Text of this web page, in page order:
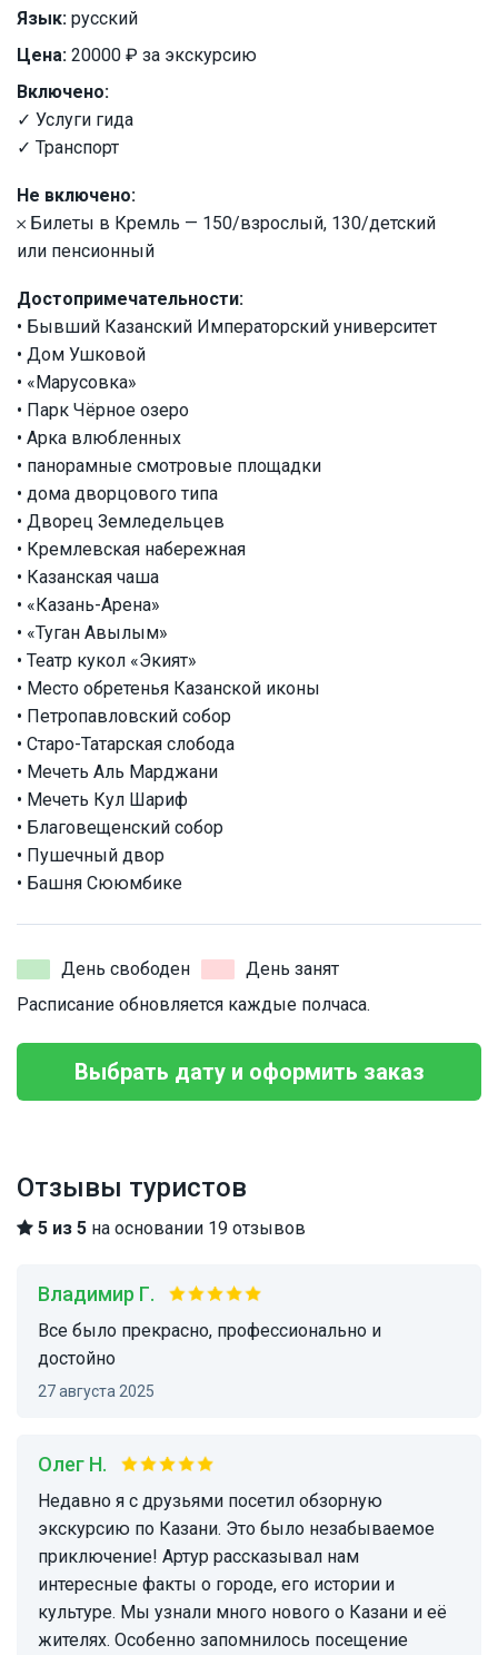
Язык: русский
Цена: 20000 ₽ за экскурсию
Включено:
✓ Услуги гида
✓ Транспорт
Не включено:
𐄂 Билеты в Кремль — 150/взрослый, 130/детский
или пенсионный
Достопримечательности:
• Бывший Казанский Императорский университет
• Дом Ушковой
• «Марусовка»
• Парк Чёрное озеро
• Арка влюбленных
• панорамные смотровые площадки
• дома дворцового типа
• Дворец Земледельцев
• Кремлевская набережная
• Казанская чаша
• «Казань-Арена»
• «Туган Авылым»
• Театр кукол «Экият»
• Место обретенья Казанской иконы
• Петропавловский собор
• Старо-Татарская слобода
• Мечеть Аль Марджани
• Мечеть Кул Шариф
• Благовещенский собор
• Пушечный двор
• Башня Сююмбике
День свободен
День занят
Расписание обновляется каждые полчаса.
Выбрать дату и оформить заказ
Отзывы туристов
5 из 5 на основании 19 отзывов
Владимир Г.
Все было прекрасно, профессионально и
достойно
27 августа 2025
Олег Н.
Недавно я с друзьями посетил обзорную
экскурсию по Казани. Это было незабываемое
приключение! Артур рассказывал нам
интересные факты о городе, его истории и
культуре. Мы узнали много нового о Казани и её
жителях. Особенно запомнилось посещение